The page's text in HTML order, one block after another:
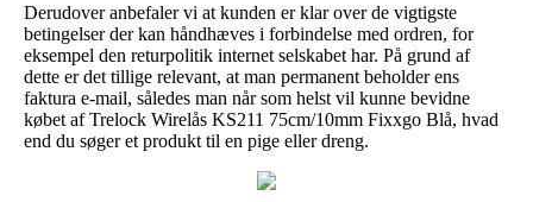
Derudover anbefaler vi at kunden er klar over de vigtigste
betingelser der kan håndhæves i forbindelse med ordren, for
eksempel den returpolitik internet selskabet har. På grund af
dette er det tillige relevant, at man permanent beholder ens
faktura e-mail, således man når som helst vil kunne bevidne
købet af Trelock Wirelås KS211 75cm/10mm Fixxgo Blå, hvad
end du søger et produkt til en pige eller dreng.